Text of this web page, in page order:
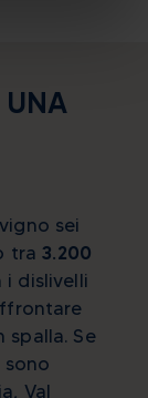
UNA
sei
tra 3.200
i dislivelli
Se
sono
Val